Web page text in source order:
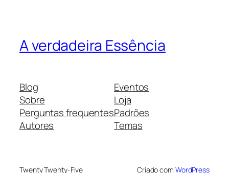
A verdadeira Essência
Blog
Sobre
Perguntas frequentes
Autores
Eventos
Loja
Padrões
Temas
Twenty Twenty-Five Criado com WordPress